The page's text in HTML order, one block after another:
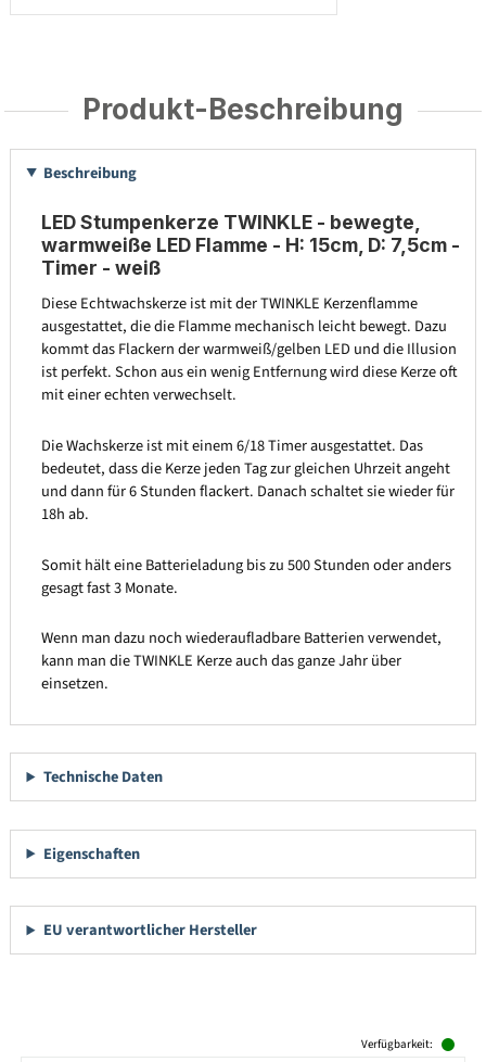
Produkt-Beschreibung
Beschreibung
LED Stumpenkerze TWINKLE - bewegte,
warmweiße LED Flamme - H: 15cm, D: 7,5cm -
Timer - weiß
Diese Echtwachskerze ist mit der TWINKLE Kerzenflamme
ausgestattet, die die Flamme mechanisch leicht bewegt. Dazu
kommt das Flackern der warmweiß/gelben LED und die Illusion
ist perfekt. Schon aus ein wenig Entfernung wird diese Kerze oft
mit einer echten verwechselt.
Die Wachskerze ist mit einem 6/18 Timer ausgestattet. Das
bedeutet, dass die Kerze jeden Tag zur gleichen Uhrzeit angeht
und dann für 6 Stunden flackert. Danach schaltet sie wieder für
18h ab.
Somit hält eine Batterieladung bis zu 500 Stunden oder anders
gesagt fast 3 Monate.
Wenn man dazu noch wiederaufladbare Batterien verwendet,
kann man die TWINKLE Kerze auch das ganze Jahr über
einsetzen.
Technische Daten
Eigenschaften
EU verantwortlicher Hersteller
Verfügbarkeit: